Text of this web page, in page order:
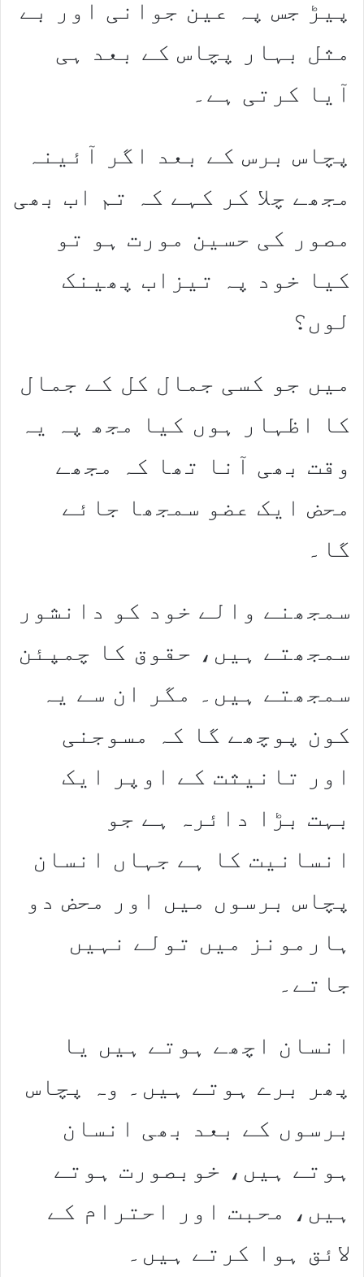
پیڑ جس پہ عین جوانی اور بے
مثل بہار پچاس کے بعد ہی
آیا کرتی ہے۔
پچاس برس کے بعد اگر آئینہ
مجھے چلا کر کہے کہ تم اب بھی
مصور کی حسین مورت ہو تو
کیا خود پہ تیزاب پھینک
لوں؟
میں جو کسی جمال کل کے جمال
کا اظہار ہوں کیا مجھ پہ یہ
وقت بھی آنا تھا کہ مجھے
محض ایک عضو سمجھا جائے
گا۔
سمجھنے والے خود کو دانشور
سمجھتے ہیں، حقوق کا چمپئن
سمجھتے ہیں۔ مگر ان سے یہ
کون پوچھے گا کہ مسوجنی
اور تانیثت کے اوپر ایک
بہت بڑا دائرہ ہے جو
انسانیت کا ہے جہاں انسان
پچاس برسوں میں اور محض دو
ہارمونز میں تولے نہیں
جاتے۔
انسان اچھے ہوتے ہیں یا
پھر برے ہوتے ہیں۔ وہ پچاس
برسوں کے بعد بھی انسان
ہوتے ہیں، خوبصورت ہوتے
ہیں، محبت اور احترام کے
لائق ہوا کرتے ہیں۔